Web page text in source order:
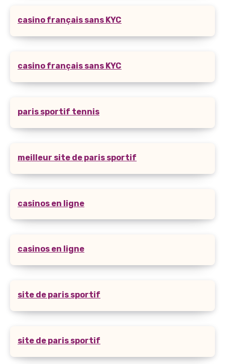
casino français sans KYC
casino français sans KYC
paris sportif tennis
meilleur site de paris sportif
casinos en ligne
casinos en ligne
site de paris sportif
site de paris sportif